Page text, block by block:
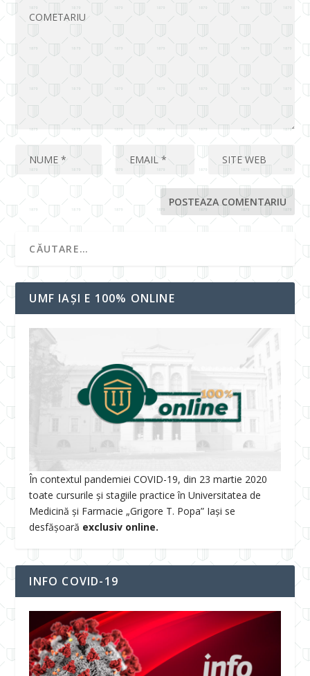
UMF IAȘI E 100% ONLINE
În contextul pandemiei COVID-19, din 23 martie 2020
toate cursurile și stagiile practice în Universitatea de
Medicină și Farmacie „Grigore T. Popa” Iași se
desfășoară exclusiv online.
INFO COVID-19